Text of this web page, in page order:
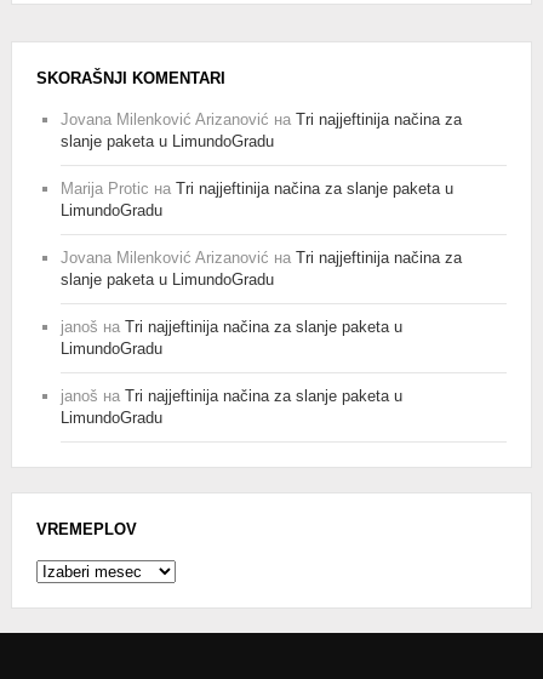
SKORAŠNJI KOMENTARI
Jovana Milenković Arizanović на Tri najjeftinija načina za
slanje paketa u LimundoGradu
Marija Protic на Tri najjeftinija načina za slanje paketa u
LimundoGradu
Jovana Milenković Arizanović на Tri najjeftinija načina za
slanje paketa u LimundoGradu
janoš на Tri najjeftinija načina za slanje paketa u
LimundoGradu
janoš на Tri najjeftinija načina za slanje paketa u
LimundoGradu
VREMEPLOV
Vremeplov